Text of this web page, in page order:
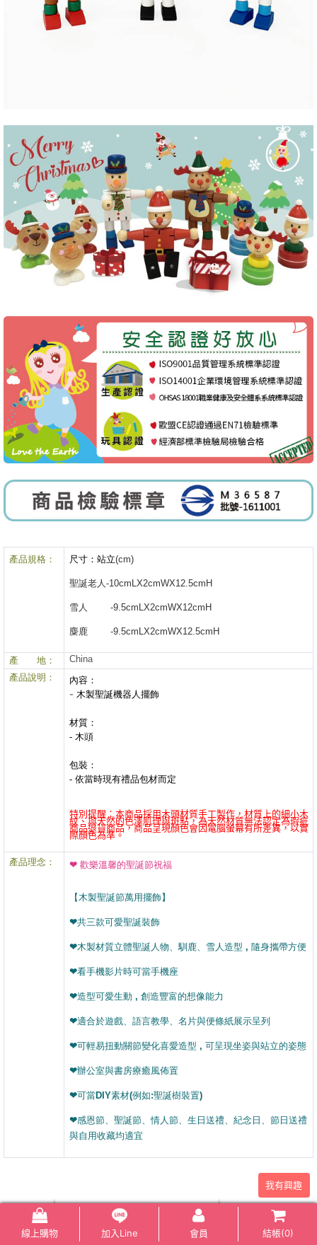
產品規格： 尺寸：站立(cm)
聖誕老人-10cmLX2cmWX12.5cmH
雪人 -9.5cmLX2cmWX12cmH
麋鹿 -9.5cmLX2cmWX12.5cmH
產 地：
China
產品說明：
內容：
- 木製聖誕機器人擺飾
材質：
- 木頭
包裝：
- 依當時現有禮品包材而定
特別提醒：本商品採用木頭材質手工製作，材質上的細小木
紋、與天然的色澤肌理與斑點，為天然材質無法認定為瑕疵
商品退貨商品，商品呈現顏色會因電腦螢幕有所差異，以實
際顏色為準。
產品理念： ❤ 歡樂溫馨的聖誕節祝福
【木製聖誕節萬用擺飾】
❤共三款可愛聖誕裝飾
❤木製材質立體聖誕人物、馴鹿、雪人造型 , 隨身攜帶方便
❤看手機影片時可當手機座
❤造型可愛生動 , 創造豐富的想像能力
❤適合於遊戲、語言教學、名片與便條紙展示呈列
❤可輕易扭動關節變化喜愛造型 , 可呈現坐姿與站立的姿態
❤辦公室與書房療癒風佈置
❤可當DIY素材(例如:聖誕樹裝置)
❤感恩節、聖誕節、情人節、生日送禮、紀念日、節日送禮
與自用收藏均適宜
我有興趣
線上購物 加入Line 會員 結帳(0)